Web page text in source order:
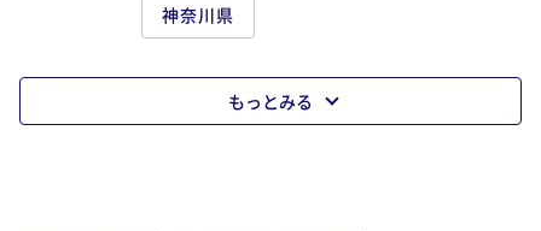
錦糸町駅 両国駅
御徒町駅
神奈川県
もっとみる